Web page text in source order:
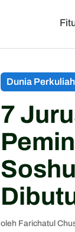
Dunia
7
oleh Farichatul